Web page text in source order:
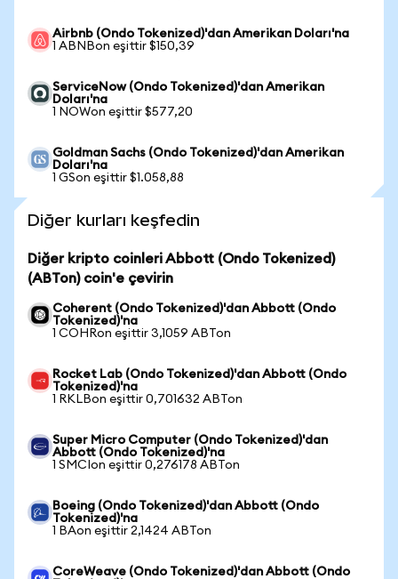
Airbnb (Ondo Tokenized)'dan Amerikan Doları'na
1 ABNBon eşittir $150,39
ServiceNow (Ondo Tokenized)'dan Amerikan
Doları'na
1 NOWon eşittir $577,20
Goldman Sachs (Ondo Tokenized)'dan Amerikan
Doları'na
1 GSon eşittir $1.058,88
Diğer kurları keşfedin
Diğer kripto coinleri Abbott (Ondo Tokenized)
(ABTon) coin'e çevirin
Coherent (Ondo Tokenized)'dan Abbott (Ondo
Tokenized)'na
1 COHRon eşittir 3,1059 ABTon
Rocket Lab (Ondo Tokenized)'dan Abbott (Ondo
Tokenized)'na
1 RKLBon eşittir 0,701632 ABTon
Super Micro Computer (Ondo Tokenized)'dan
Abbott (Ondo Tokenized)'na
1 SMCIon eşittir 0,276178 ABTon
Boeing (Ondo Tokenized)'dan Abbott (Ondo
Tokenized)'na
1 BAon eşittir 2,1424 ABTon
CoreWeave (Ondo Tokenized)'dan Abbott (Ondo